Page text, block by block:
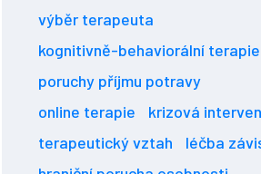
výběr terapeuta
kognitivně-behaviorální terapie
poruchy příjmu potravy
online terapie
krizová
terapeutický vztah
léčba